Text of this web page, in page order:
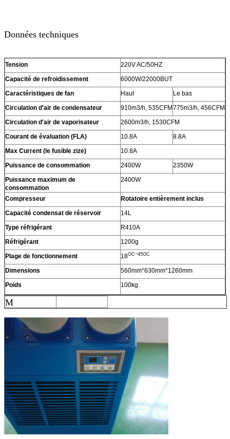
Données techniques
Tension
220V AC/50HZ
Capacité de refroidissement
6000W/22000BUT
Caractéristiques de fan
Haut
Le bas
Circulation d'air de condensateur
910m3/h, 535CFM775m3/h, 456CFM
Circulation d'air de vaporisateur
2600m3/h, 1530CFM
Courant de évaluation (FLA)
10.8A
8.8A
Max Current (le fusible zize)
10.8A
Puissance de consommation
2400W
2350W
Puissance maximum de
consommation
2400W
Compresseur
Rotatoire entièrement inclus
Capacité condensat de réservoir
14L
Type réfrigérant
R410A
Réfrigérant
1200g
Plage de fonctionnement
18OC~45OC
Dimensions
560mm*630mm*1260mm
Poids
100kg
M